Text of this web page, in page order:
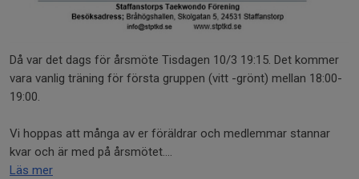
Då var det dags för årsmöte Tisdagen 10/3 19:15. Det kommer
vara vanlig träning för första gruppen (vitt -grönt) mellan 18:00-
19:00.
Vi hoppas att många av er föräldrar och medlemmar stannar
kvar och är med på årsmötet....
Läs mer